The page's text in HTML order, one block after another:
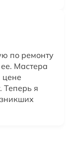
по ремонту
Мастера
цене
я